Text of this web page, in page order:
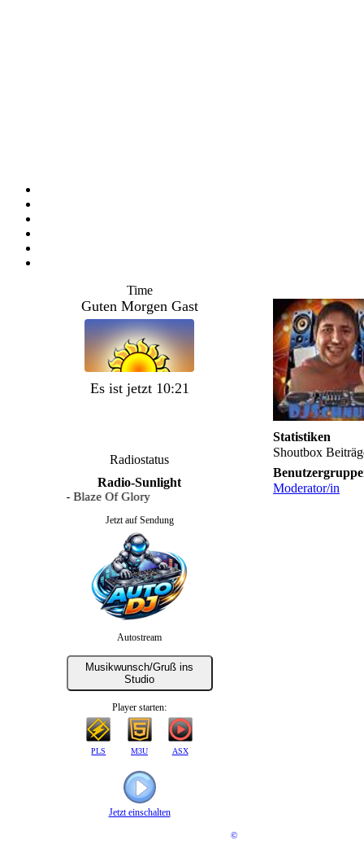
Time
Guten Morgen Gast
Es ist jetzt 10:21
Radiostatus
Radio-Sunlight
Bon Jovi - Blaze Of Glory
Jetzt auf Sendung
Autostream
Musikwunsch/Gruß ins
Studio
Player starten:
PLS M3U ASX
Jetzt einschalten
©
Statistiken
Shoutbox
Moderator/in